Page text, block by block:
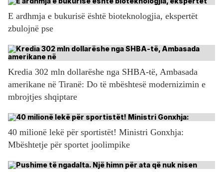
E ardhmja e bukurisë është bioteknologjia, ekspertët
zbulojnë pse
Kredia 302 mln dollarëshe nga SHBA-të, Ambasada
amerikane në Tiranë: Do të mbështesë modernizimin e
mbrojtjes shqiptare
40 milionë lekë për sportistët! Ministri Gonxhja:
Mbështetje për sportet joolimpike